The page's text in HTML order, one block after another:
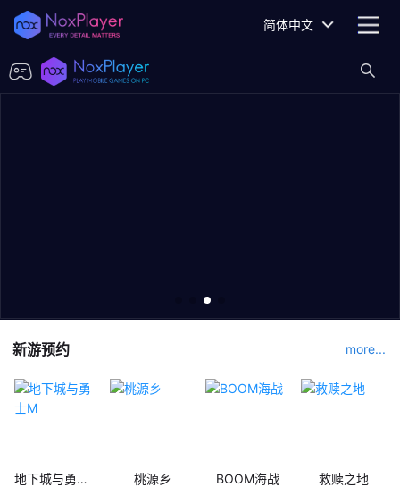
简体中文
新游预约 more...
地下城与勇士M 桃源乡 BOOM海战 救赎之地